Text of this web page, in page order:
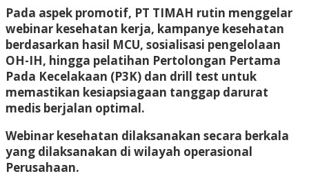
Pada aspek promotif, PT TIMAH rutin menggelar
webinar kesehatan kerja, kampanye kesehatan
berdasarkan hasil MCU, sosialisasi pengelolaan
OH-IH, hingga pelatihan Pertolongan Pertama
Pada Kecelakaan (P3K) dan drill test untuk
memastikan kesiapsiagaan tanggap darurat
medis berjalan optimal.
Webinar kesehatan dilaksanakan secara berkala
yang dilaksanakan di wilayah operasional
Perusahaan.